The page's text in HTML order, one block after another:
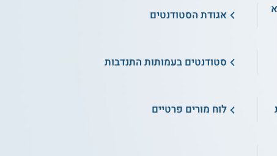
אגודת הסטודנטים
סטודנטים בעמותות התנדבות
לוח מורים פרטיים